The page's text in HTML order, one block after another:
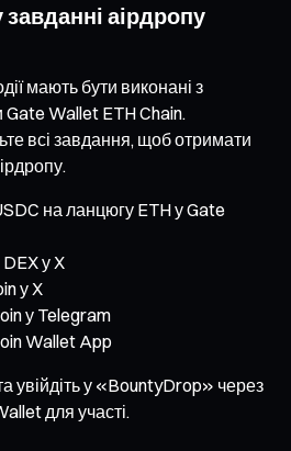
аірдропу
мають бути виконані з
Wallet ETH Chain.
всі завдання, щоб отримати
на ланцюгу ETH у Gate
у X
у X
у Telegram
Wallet App
увійдіть у «BountyDrop» через
для участі.